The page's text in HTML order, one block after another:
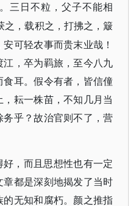
三日不粒，父子不能相
之，载积之，打拂之，簸
可轻农事而贵末业哉！
，卒为羁旅，至今八九
耳。假令有者，皆信僮
耘一株苗，不知几月当
乎？故治官则不了，营
好，而且思想性也有一定
都是深刻地揭发了当时
无知和腐朽。颜之推指